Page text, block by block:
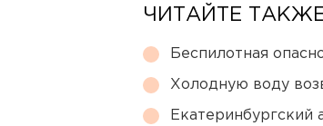
ЧИТАЙТЕ
Беспилотная
Холодную воду
Екатеринбургский